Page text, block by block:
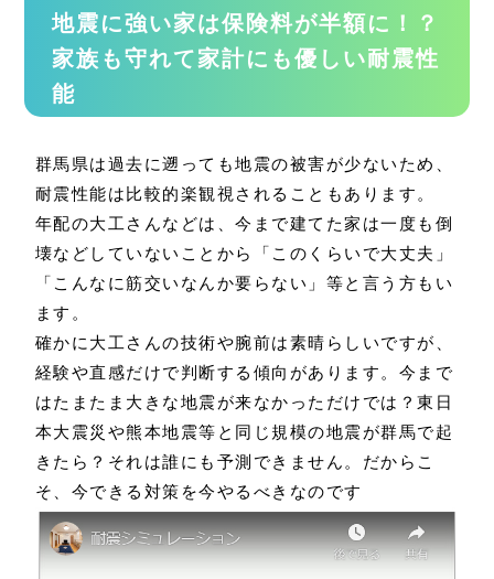
地震に強い家は保険料が半額に！？
家族も守れて家計にも優しい耐震性
能
群馬県は過去に遡っても地震の被害が少ないため、
耐震性能は比較的楽観視されることもあります。
年配の大工さんなどは、今まで建てた家は一度も倒
壊などしていないことから「このくらいで大丈夫」
「こんなに筋交いなんか要らない」等と言う方もい
ます。
確かに大工さんの技術や腕前は素晴らしいですが、
経験や直感だけで判断する傾向があります。今まで
はたまたま大きな地震が来なかっただけでは？東日
本大震災や熊本地震等と同じ規模の地震が群馬で起
きたら？それは誰にも予測できません。だからこ
そ、今できる対策を今やるべきなのです